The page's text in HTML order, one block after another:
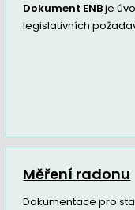
Dokument ENBje
legislativních
Měření radonu
Dokumentace pro